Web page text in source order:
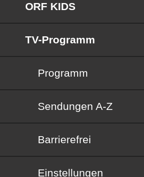
ORF KIDS
TV-Programm
Programm
Sendungen von A bis Z
Sendungen A-Z
Barrierefrei
Barrierefrei
Einstellungen